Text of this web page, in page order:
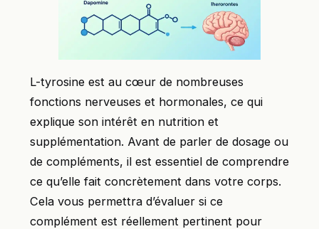
L-tyrosine est au cœur de nombreuses
fonctions nerveuses et hormonales, ce qui
explique son intérêt en nutrition et
supplémentation. Avant de parler de dosage ou
de compléments, il est essentiel de comprendre
ce qu’elle fait concrètement dans votre corps.
Cela vous permettra d’évaluer si ce
complément est réellement pertinent pour